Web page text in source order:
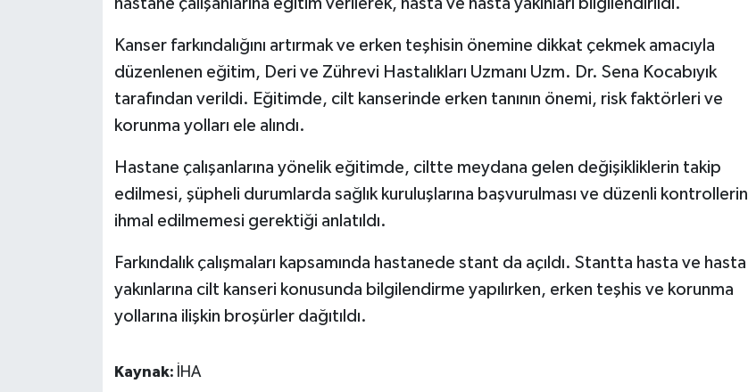
hastane çalışanlarına eğitim verilerek, hasta ve hasta yakınları bilgilendirildi.
Kanser farkındalığını artırmak ve erken teşhisin önemine dikkat çekmek amacıyla
düzenlenen eğitim, Deri ve Zührevi Hastalıkları Uzmanı Uzm. Dr. Sena Kocabıyık
tarafından verildi. Eğitimde, cilt kanserinde erken tanının önemi, risk faktörleri ve
korunma yolları ele alındı.
Hastane çalışanlarına yönelik eğitimde, ciltte meydana gelen değişikliklerin takip
edilmesi, şüpheli durumlarda sağlık kuruluşlarına başvurulması ve düzenli kontrollerin
ihmal edilmemesi gerektiği anlatıldı.
Farkındalık çalışmaları kapsamında hastanede stant da açıldı. Stantta hasta ve hasta
yakınlarına cilt kanseri konusunda bilgilendirme yapılırken, erken teşhis ve korunma
yollarına ilişkin broşürler dağıtıldı.
Kaynak: İHA